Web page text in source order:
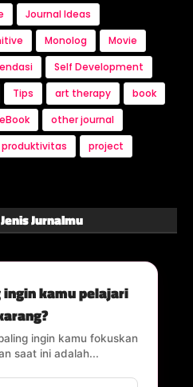
Journal Ideas
Monolog
Movie
Self Development
Tips art therapy
book
eBook
other journal
produktivitas
project
Jurnalmu
ingin kamu pelajari
ingin kamu fokuskan
saat ini adalah...